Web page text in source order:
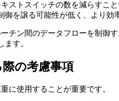
ストスイッチの数を減らすこ
を譲る可能性が低く、より効
チン間のデータフローを制御
す。
の考慮事項
に使用することが重要です。